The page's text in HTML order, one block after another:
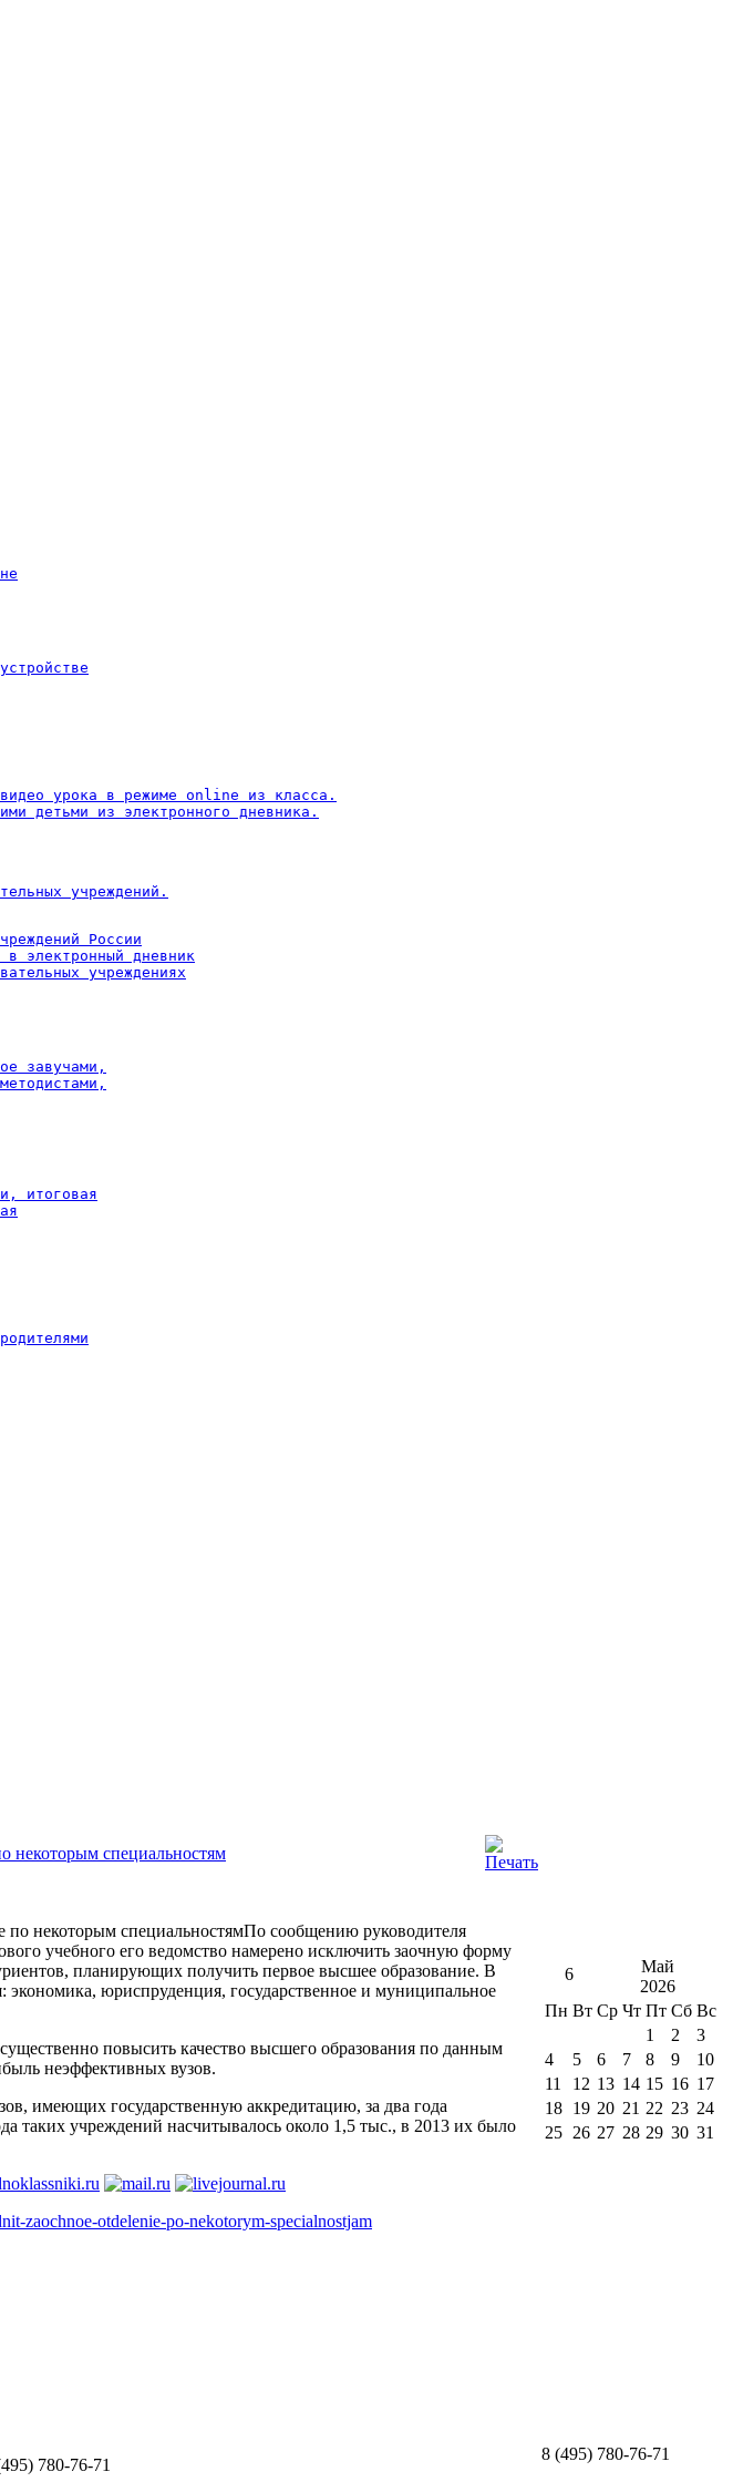
видео урока в режиме online из класса.
детьми из электронного дневника.
учреждений.
России
электронный дневник
учреждениях
завучами,
итоговая
некоторым специальностям
По сообщению руководителя
учебного его ведомство намерено исключить заочную форму
планирующих получить первое высшее образование. В
экономика, юриспруденция, государственное и муниципальное
повысить качество высшего образования по данным
неэффективных вузов.
имеющих государственную аккредитацию, за два года
таких учреждений насчитывалось около 1,5 тыс., в 2013 их было
zaochnoe-otdelenie-po-nekotorym-specialnostjam
6
Май
2026
Пн Вт Ср Чт Пт Сб Вс
1
2
3
4
5 6 7 8 9
10
11
12 13 14 15 16 17
18 19 20 21 22 23 24
25 26 27 28 29 30 31
780-76-71
8 (495) 780-76-71